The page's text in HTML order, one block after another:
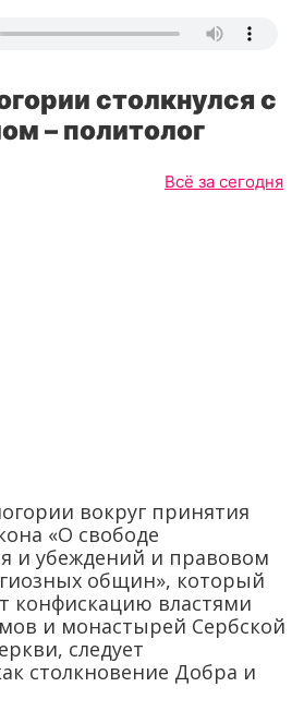
столкнулся с
– политолог
Всё за сегодня
вокруг принятия
«О свободе
и убеждений и правовом
общин», который
конфискацию властями
и монастырей Сербской
следует
столкновение Добра и